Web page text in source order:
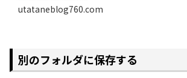
utataneblog760.com
別のフォルダに保存する